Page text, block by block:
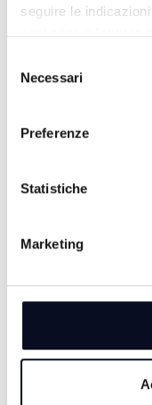
seguire le
ogni caso a leggere
delNecessari
Preferenze
Statistiche
Marketing
TG SERA